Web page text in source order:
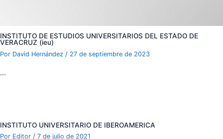
INSTITUTO DE ESTUDIOS UNIVERSITARIOS DEL ESTADO DE
VERACRUZ (ieu)
Por David Hernández / 27 de septiembre de 2023
…
INSTITUTO UNIVERSITARIO DE IBEROAMERICA
Por Editor / 7 de julio de 2021